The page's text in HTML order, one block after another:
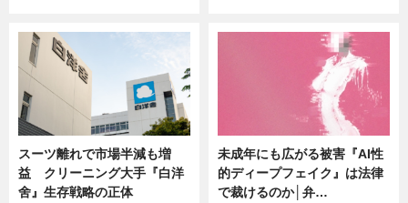
スーツ離れで市場半減も増
益 クリーニング大手『白洋
舍』生存戦略の正体
未成年にも広がる被害『AI性
的ディープフェイク』は法律
で裁けるのか│弁…